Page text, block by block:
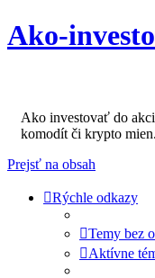
Ako-
Ako investovať do
komodít či krypto mien.
Prejsť na obsah
Rýchle odkazy
Temy bez
Aktívne